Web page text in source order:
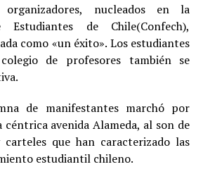
nucleados en la
Estudiantes de Chile(Confech),
como «un éxito». Los estudiantes
de profesores también se
de manifestantes marchó por
céntrica avenida Alameda, al son de
que han caracterizado las
estudiantil chileno.